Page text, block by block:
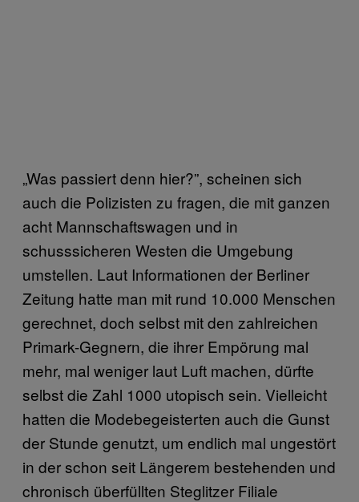
„Was passiert denn hier?”, scheinen sich
auch die Polizisten zu fragen, die mit ganzen
acht Mannschaftswagen und in
schusssicheren Westen die Umgebung
umstellen. Laut Informationen der Berliner
Zeitung hatte man mit rund 10.000 Menschen
gerechnet, doch selbst mit den zahlreichen
Primark-Gegnern, die ihrer Empörung mal
mehr, mal weniger laut Luft machen, dürfte
selbst die Zahl 1000 utopisch sein. Vielleicht
hatten die Modebegeisterten auch die Gunst
der Stunde genutzt, um endlich mal ungestört
in der schon seit Längerem bestehenden und
chronisch überfüllten Steglitzer Filiale